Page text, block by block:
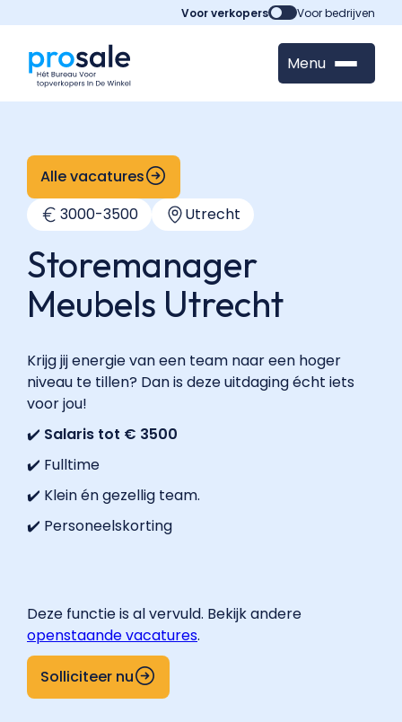
Voor verkopers Voor bedrijven
Menu
Alle vacatures
3000-3500 Utrecht
Storemanager
Meubels Utrecht
Krijg jij energie van een team naar een hoger
niveau te tillen? Dan is deze uitdaging écht iets
voor jou!
✔️ Salaris tot € 3500
✔️ Fulltime
✔️ Klein én gezellig team.
✔️ Personeelskorting
Deze functie is al vervuld. Bekijk andere
openstaande vacatures.
Solliciteer nu